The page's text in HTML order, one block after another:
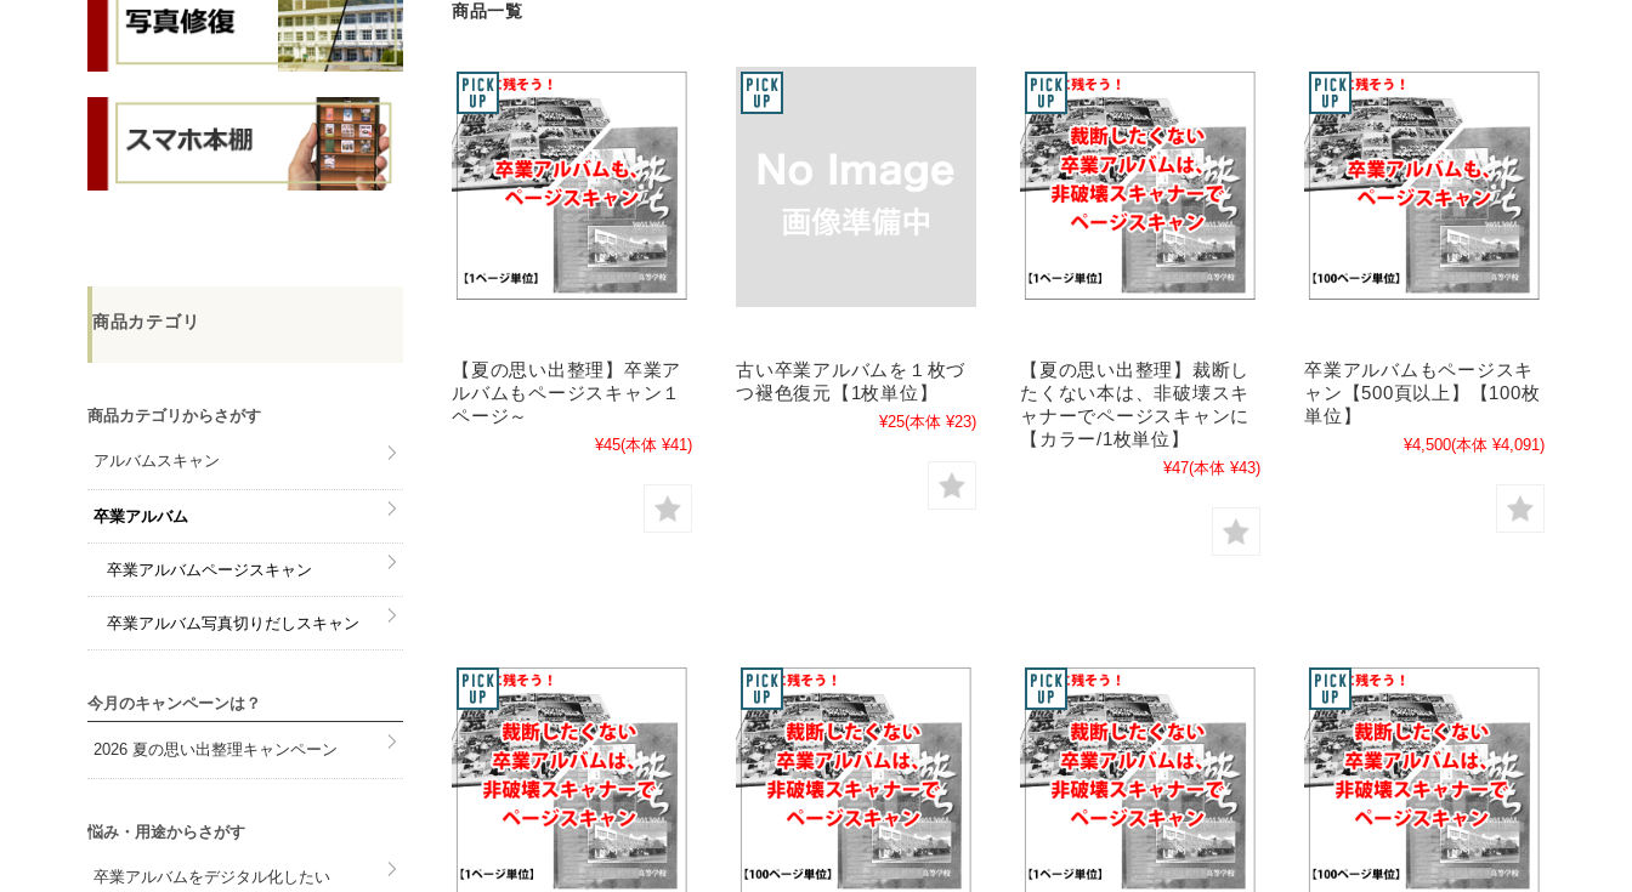
商品一覧
【夏の思い出整理】卒業ア
ルバムもページスキャン１
ページ～
¥45(本体 ¥41)
古い卒業アルバムを１枚づ
つ褪色復元【1枚単位】
¥25(本体 ¥23)
【夏の思い出整理】裁断し
たくない本は、非破壊スキ
ャナーでページスキャンに
【カラー/1枚単位】
¥47(本体 ¥43)
卒業アルバムもページスキ
ャン【500頁以上】【100枚
単位】
¥4,500(本体 ¥4,091)
商品カテゴリ
商品カテゴリからさがす
アルバムスキャン
卒業アルバム
卒業アルバムページスキャン
卒業アルバム写真切りだしスキャン
今月のキャンペーンは？
2026 夏の思い出整理キャンペーン
悩み・用途からさがす
卒業アルバムをデジタル化したい